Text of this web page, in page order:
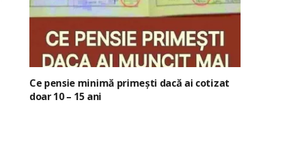
Ce pensie minimă primești dacă ai cotizat
doar 10 – 15 ani